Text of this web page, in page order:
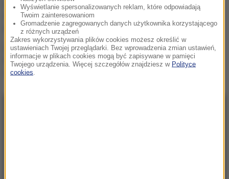
„To był dobry dzień”. Iga
kolejnej rundy w Toronto
„Są już pewne postępy”.
Donald Trump mówił o
wojnie w Ukrainie
Wyświetlanie spersonalizowanych reklam, które odpowiadają
Twoim zainteresowaniom
Gromadzenie zagregowanych danych użytkownika korzystającego
z różnych urządzeń
Zakres wykorzystywania plików cookies możesz określić w
ustawieniach Twojej przeglądarki. Bez wprowadzenia zmian ustawień,
informacje w plikach cookies mogą być zapisywane w pamięci
Twojego urządzenia. Więcej szczegółów znajdziesz w Polityce
cookies